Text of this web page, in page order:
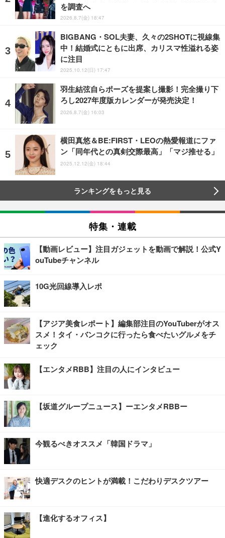
を調査へ
2026.8.7(金) 18:47
BIGBANG・SOL夫妻、久々の2SHOTに視線集
中！結婚式にともに出席、カリスマ性溢れる姿
に注目
2025.10.12(日) 17:47
羽生結弦自らポーズを提案し撮影！完全撮り下
ろし2027年度版カレンダーが発売決定！
2026.8.7(金) 16:03
横田真悠＆BE:FIRST・LEOの熱愛報道にファ
ン「同年代との真剣交際最高」「マジ推せる」
2025.12.12(金) 18:44
ランキングをもっと見る
特集・連載
【動画レビュー】注目ガジェットを動画で解説！公式Y
ouTubeチャンネル
10G光回線導入レポ
【アジア美食レポート】編集部注目のYouTuberがオス
スメ！タイ・バンコクに行ったら食べたいグルメをチ
ェック
【エンタメRBB】注目の人にインタビュー
【坂道グループニュース】ーエンタメRBBー
今観るべきオススメ「韓国ドラマ」
快適デスクのヒントが満載！こだわりデスクツアー
【進化するオフィス】